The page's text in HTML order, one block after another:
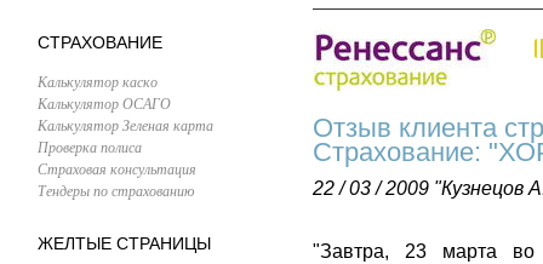
СТРАХОВАНИЕ
Калькулятор каско
Калькулятор ОСАГО
Калькулятор Зеленая карта
Проверка полиса
Страховая консультация
Тендеры по страхованию
ЖЕЛТЫЕ СТРАНИЦЫ
Отзыв клиента
Страхование:
22 / 03 / 2009 "Кузнецов
"Завтра, 23 марта во